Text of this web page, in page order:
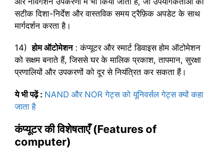
सटीक दिशा-निर्देश और वास्तविक समय ट्रैफ़िक अपडेट के साथ
मार्गदर्शन करता है।
14)होम ऑटोमेशन: कंप्यूटर और स्मार्ट डिवाइस होम ऑटोमेशन
को सक्षम बनाते हैं, जिससे घर के मालिक प्रकाश, तापमान, सुरक्षा
प्रणालियों और उपकरणों को दूर से नियंत्रित कर सकता हैं।
ये भी पढ़ें: NAND और NOR गेट्स को यूनिवर्सल गेट्स क्यों कहा
जाता है
कंप्यूटर की विशेषताएँ (Features of
computer)